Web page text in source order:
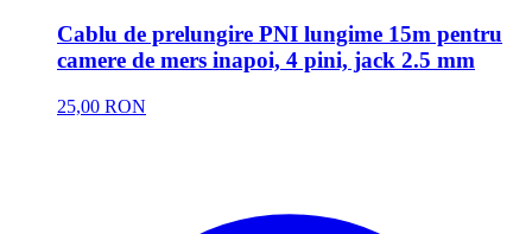
Cablu de prelungire PNI lungime 15m pentru
camere de mers inapoi, 4 pini, jack 2.5 mm
25,00 RON